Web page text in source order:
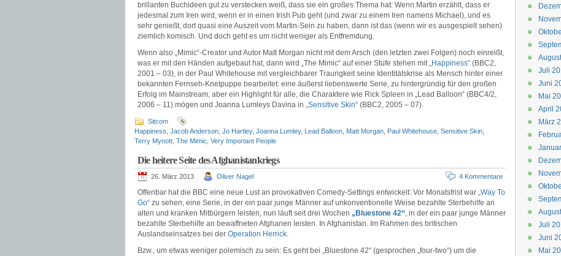
brillanten Buchideen gut zu verstecken weiß, dass sie ein großes Thema hat: Wenn Martin erzählt, dass er
jedesmal zum Iren wird, wenn er in einen Irish Pub geht (und zwar zu einem Iren namens Michael), und es
sehr genießt, dort quasi eine Auszeit vom Martin-Sein zu haben, dann ist das (wenn wir es ausgespielt sehen)
ziemlich komisch. Und doch geht es um nicht weniger als Entfremdung.
Wenn also „Mimic“-Creator und Autor Matt Morgan nicht mit dem Arsch (den letzten zwei Folgen) noch einreißt,
was er mit den Händen aufgebaut hat, dann wird „The Mimic“ auf einer Stufe stehen mit„Happiness“ (BBC2,
2001 – 03), in der Paul Whitehouse mit vergleichbarer Traurigkeit seine Identitätskrise als Mensch hinter einer
bekannten Fernseh-Knetpuppe bearbeitet: eine äußerst liebenswerte Serie, zu hintergründig für den großen
Erfolg im Mainstream, aber ein Highlight für alle, die Charaktere wie Rick Spleen in „Lead Balloon“ (BBC4/2,
2006 – 11) mögen und Joanna Lumleys Davina in „Sensitive Skin“ (BBC2, 2005 – 07).
Sitcom
Happiness Jacob Anderson Jo Hartley, Joanna Lumley, Lead Balloon Matt Morgan Paul Whitehouse Sensitive Skin
Terry Mynott The Mimic Very Important People
Die heitere Seite des Afghanistankriegs
26. März 2013 Oliver Nagel 4 Kommentare
Offenbar hat die BBC eine neue Lust an provokativen Comedy-Settings entwickelt: Vor Monatsfrist war „Way To
Go“ zu sehen, eine Serie, in der ein paar junge Männer auf unkonventionelle Weise bezahlte Sterbehilfe an
alten und kranken Mitbürgern leisten, nun läuft seit drei Wochen „Bluestone 42“, in der ein paar junge Männer
bezahlte Sterbehilfe an bewaffneten Afghanen leisten. In Afghanistan. Im Rahmen des britischen
Auslandseinsatzes bei der Operation Herrick.
Bzw., um etwas weniger polemisch zu sein: Es geht bei „Bluestone 42“ (gesprochen „four-two“) um die
Juli
Juni
Mai
April
März
Juli
Juni
Mai